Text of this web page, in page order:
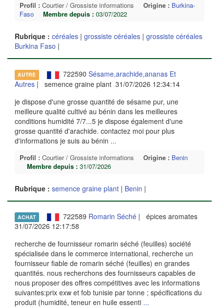
Profil : Courtier / Grossiste informations Origine : Burkina-
Faso
Membre depuis : 03/07/2022
Rubrique : céréales | grossiste céréales | grossiste céréales
Burkina Faso |
AUTRE 722590 Sésame,arachide,ananas Et
Autres | semence graine plant 31/07/2026 12:34:14
je dispose d'une grosse quantité de sésame pur, une
meilleure qualité cultivé au bénin dans les meilleures
conditions humidité 7/7...5 je dispose également d'une
grosse quantité d'arachide. contactez moi pour plus
d'informations je suis au bénin ...
Profil : Courtier / Grossiste informations Origine : Benin
Membre depuis : 31/07/2026
Rubrique : semence graine plant | Benin |
ACHAT 722589 Romarin Séché| épices aromates
31/07/2026 12:17:58
recherche de fournisseur romarin séché (feuilles) société
spécialisée dans le commerce international, recherche un
fournisseur fiable de romarin séché (feuilles) en grandes
quantités. nous recherchons des fournisseurs capables de
nous proposer des offres compétitives avec les informations
suivantes:prix exw et fob tunisie par tonne ; spécifications du
produit (humidité, teneur en huile essenti ...